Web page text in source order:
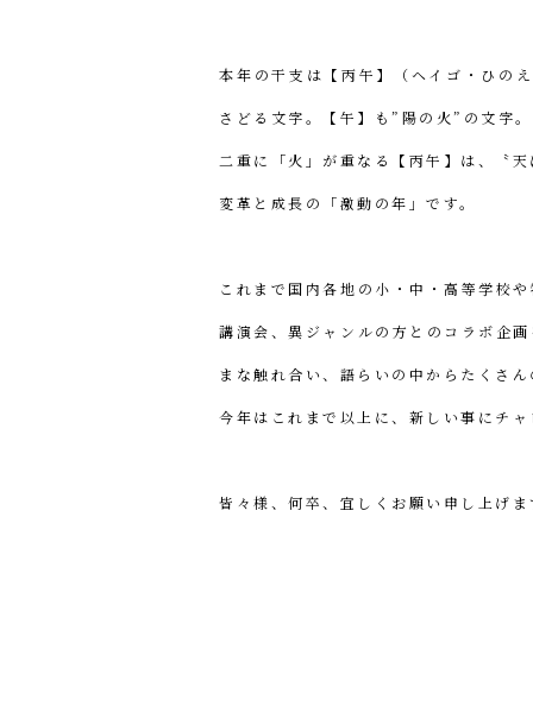
本年の干支は【丙午】（ヘイゴ・ひの
さどる文字。【午】も”陽の火”の文字。
二重に「火」が重なる【丙午】は、〝
変革と成長の「激動の年」です。
これまで国内各地の小・中・高等学校
講演会、異ジャンルの方とのコラボ企
まな触れ合い、語らいの中からたくさん
今年はこれまで以上に、新しい事にチャ
皆々様、何卒、宜しくお願い申し上げま